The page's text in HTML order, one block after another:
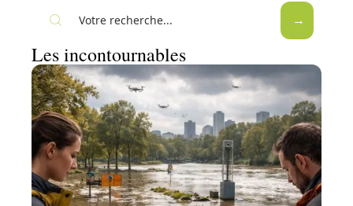
Les incontournables